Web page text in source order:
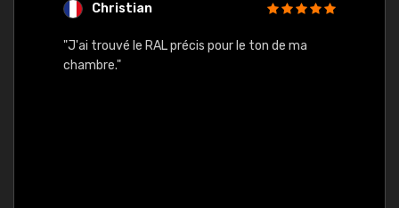
Christian
"J'ai trouvé le RAL précis pour le ton de ma
chambre."